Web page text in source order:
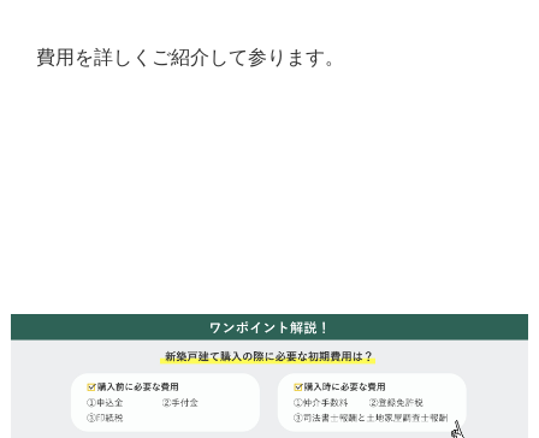
費用を詳しくご紹介して参ります。